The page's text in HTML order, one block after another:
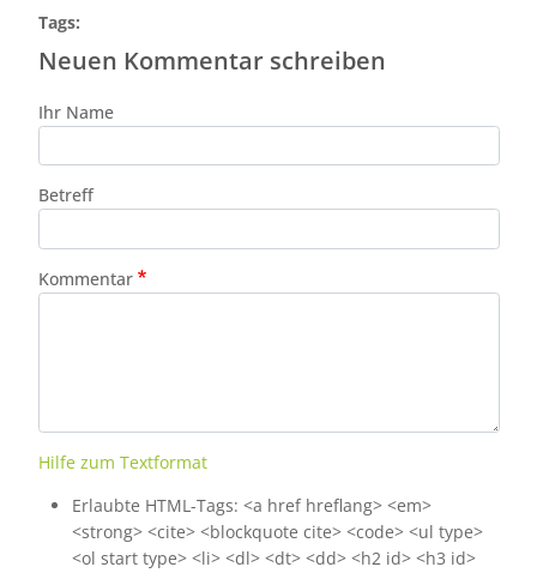
Tags:
Neuen Kommentar schreiben
Ihr Name
Betreff
Kommentar
Hilfe zum Textformat
Erlaubte HTML-Tags: <a href hreflang> <em>
<strong> <cite> <blockquote cite> <code> <ul type>
<ol start type> <li> <dl> <dt> <dd> <h2 id> <h3 id>